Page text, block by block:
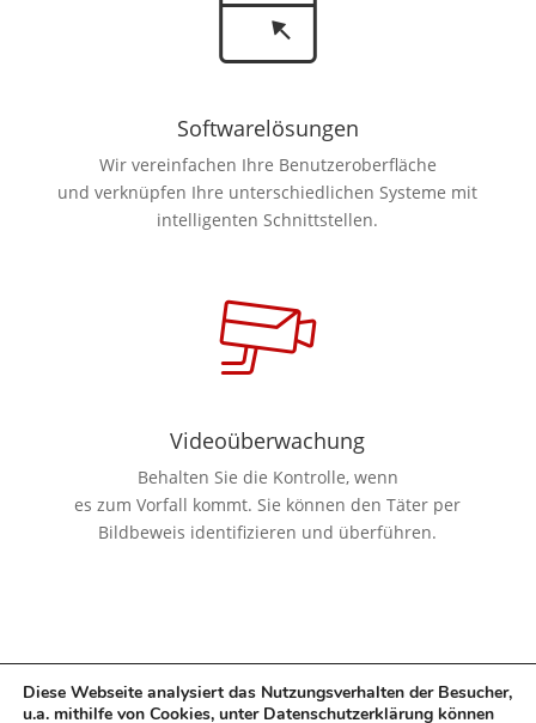
Softwarelösungen
Wir vereinfachen Ihre Benutzeroberfläche
undverknüpfen Ihre unterschiedlichen Systeme mit
intelligenten Schnittstellen.
Videoüberwachung
Behalten Sie die Kontrolle, wenn
es zum Vorfall kommt. Sie können den Täter per
Bildbeweis identifizieren und überführen.
Diese Webseite analysiert das Nutzungsverhalten der Besucher,
u.a. mithilfe von Cookies, unter Datenschutzerklärung können